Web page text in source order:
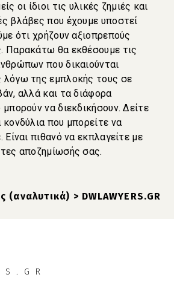
οι ίδιοι τις υλικές ζημιές και
βλάβες που έχουμε υποστεί
ότι χρήζουν αξιοπρεπούς
Παρακάτω θα εκθέσουμε τις
που δικαιούνται
λόγω της εμπλοκής τους σε
αλλά και τα διάφορα
μπορούν να διεκδικήσουν. Δείτε
κονδύλια που μπορείτε να
Είναι πιθανό να εκπλαγείτε με
αποζημίωσής σας.
(αναλυτικά) > DWLAWYERS.GR